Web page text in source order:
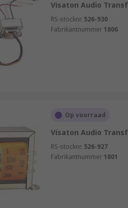
Visaton Audio
RS-stocknr. 526-930
Fabrikantnummer 1806
Op voorraad
Visaton Audio
RS-stocknr. 526-927
Fabrikantnummer 1801